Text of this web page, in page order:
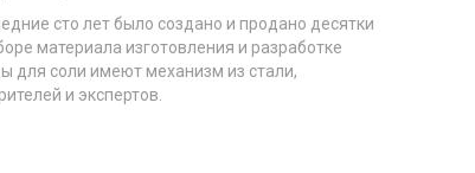
сто лет было создано и продано десятки
материала изготовления и разработке
для соли имеют механизм из стали,
и экспертов.